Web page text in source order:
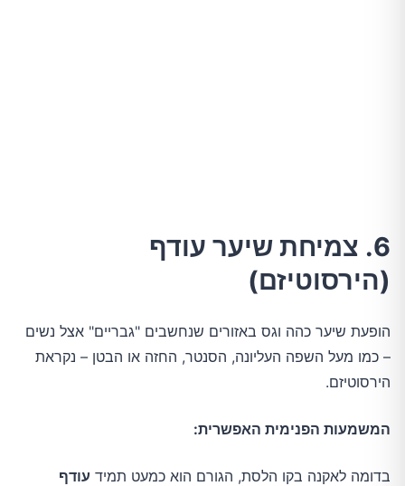
6. צמיחת שיער עודף
(הירסוטיזם)
הופעת שיער כהה וגס באזורים שנחשבים "גבריים" אצל נשים
– כמו מעל השפה העליונה, הסנטר, החזה או הבטן – נקראת
הירסוטיזם.
המשמעות הפנימית האפשרית:
בדומה לאקנה בקו הלסת, הגורם הוא כמעט תמיד עודף